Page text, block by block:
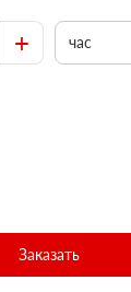
+ час
Заказать